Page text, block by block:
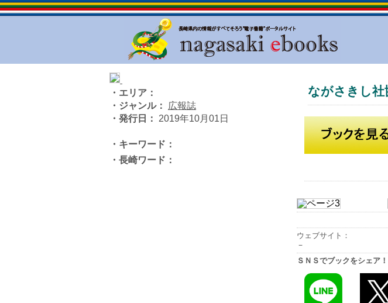
ながさきし
・エリア：
・ジャンル：
広報誌
・発行日：
2019年10月01日
・キーワード：
・長崎ワード：
ウェブサイト：
－
ＳＮＳでブックをシェア！